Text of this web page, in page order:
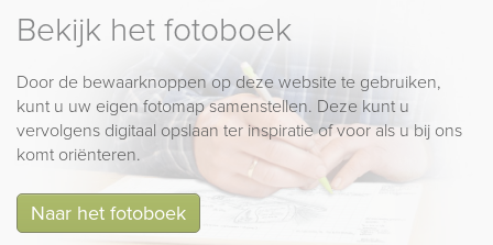
Bekijk het fotoboek
Door de bewaarknoppen op deze website te gebruiken,
kunt u uw eigen fotomap samenstellen. Deze kunt u
vervolgens digitaal opslaan ter inspiratie of voor als u bij ons
komt oriënteren.
Naar het fotoboek